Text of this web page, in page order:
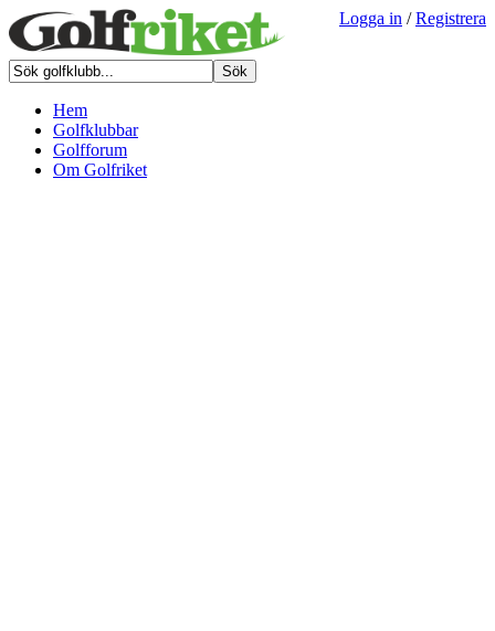
Logga in /Registrera
Hem
Golfklubbar
Golfforum
Om Golfriket